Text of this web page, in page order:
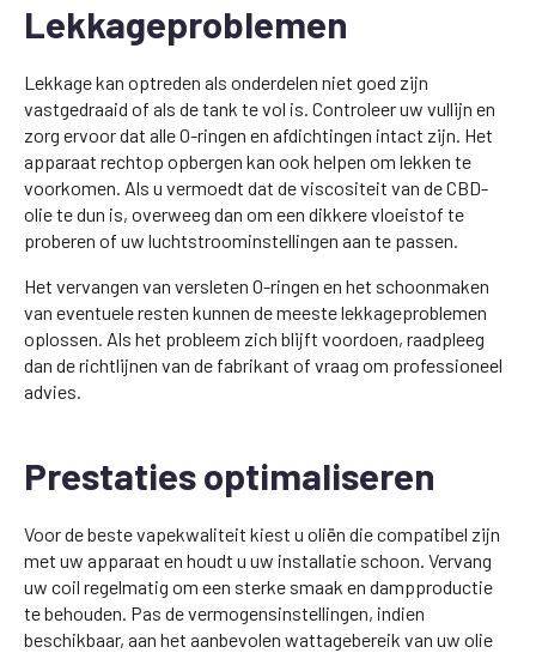
Lekkageproblemen
Lekkage kan optreden als onderdelen niet goed zijn
vastgedraaid of als de tank te vol is. Controleer uw vullijn en
zorg ervoor dat alle O-ringen en afdichtingen intact zijn. Het
apparaat rechtop opbergen kan ook helpen om lekken te
voorkomen. Als u vermoedt dat de viscositeit van de CBD-
olie te dun is, overweeg dan om een dikkere vloeistof te
proberen of uw luchtstroominstellingen aan te passen.
Het vervangen van versleten O-ringen en het schoonmaken
van eventuele resten kunnen de meeste lekkageproblemen
oplossen. Als het probleem zich blijft voordoen, raadpleeg
dan de richtlijnen van de fabrikant of vraag om professioneel
advies.
Prestaties optimaliseren
Voor de beste vapekwaliteit kiest u oliën die compatibel zijn
met uw apparaat en houdt u uw installatie schoon. Vervang
uw coil regelmatig om een sterke smaak en dampproductie
te behouden. Pas de vermogensinstellingen, indien
beschikbaar, aan het aanbevolen wattagebereik van uw olie